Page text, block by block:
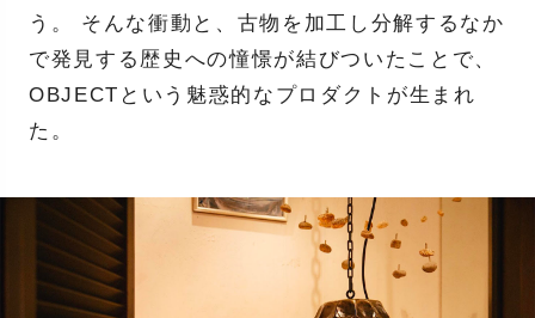
う。 そんな衝動と、古物を加工し分解するなか
で発見する歴史への憧憬が結びついたことで、
OBJECTという魅惑的なプロダクトが生まれ
た。